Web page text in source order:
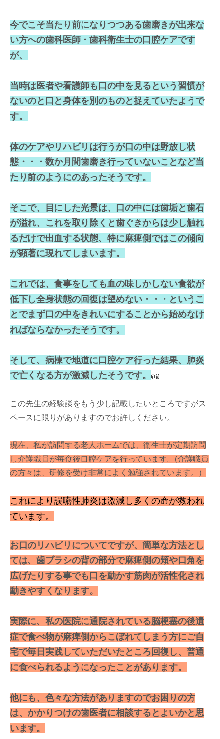
今でこそ当たり前になりつつある歯磨きが出来な
い方への歯科医師・歯科衛生士の口腔ケアです
が、
当時は医者や看護師も口の中を見るという習慣が
ないのと口と身体を別のものと捉えていたようで
す。
体のケアやリハビリは行うが口の中は野放し状
態・・・数か月間歯磨き行っていないことなど当
たり前のようにのあったそうです。
そこで、目にした光景は、口の中には歯垢と歯石
が溢れ、これを取り除くと歯ぐきからは少し触れ
るだけで出血する状態、特に麻痺側ではこの傾向
が顕著に現れてしまいます。
これでは、食事をしても血の味しかしない食欲が
低下し全身状態の回復は望めない・・・というこ
とでまず口の中をきれいにすることから始めなけ
ればならなかったそうです。
そして、病棟で地道に口腔ケア行った結果、肺炎
で亡くなる方が激減したそうです。
この先生の経験談をもう少し記載したいところですがス
ペースに限りがありますのでお許しください。
現在、私が訪問する老人ホームでは、衛生士が定期訪問
し介護職員が毎食後口腔ケアを行っています。(介護職員
の方々は、研修を受け非常によく勉強されています。）
これにより誤嚥性肺炎は激減し多くの命が救われ
ています。
お口のリハビリについてですが、簡単な方法とし
ては、歯ブラシの背の部分で麻痺側の頬や口角を
広げたりする事でも口を動かす筋肉が活性化され
動きやすくなります。
実際に、私の医院に通院されている脳梗塞の後遺
症で食べ物が麻痺側からこぼれてしまう方にご自
宅で毎日実践していただいたところ回復し、普通
に食べられるようになったことがあります。
他にも、色々な方法がありますのでお困りの方
は、かかりつけの歯医者に相談するとよいかと思
います。